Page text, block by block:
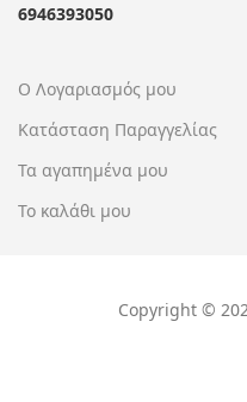
6946393050
Ο Λογαριασμός μου
Κατάσταση Παραγγελίας
Τα αγαπημένα μου
Το καλάθι μου
Copyright ©